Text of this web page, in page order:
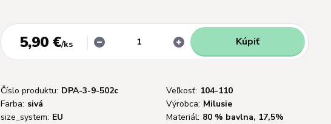
5,90 €/ks Kúpiť
Číslo produktu: DPA-3-9-502c Veľkosť: 104-110
Farba: sivá Výrobca: Milusie
size_system: EU Materiál: 80 % bavlna, 17,5%